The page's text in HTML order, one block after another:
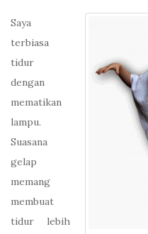
Saya
terbiasa
tidur
dengan
mematikan
lampu.
Suasana
gelap
memang
membuat
tidur lebih